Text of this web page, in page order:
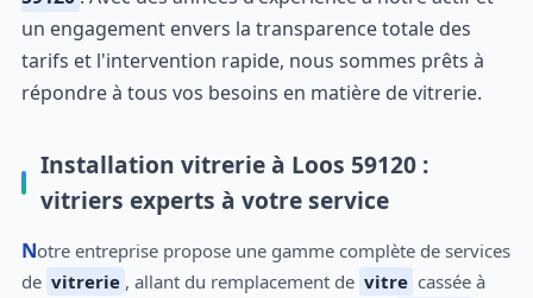
un engagement envers la transparence totale des
tarifs et l'intervention rapide, nous sommes prêts à
répondre à tous vos besoins en matière de vitrerie.
Installation vitrerie à Loos 59120 :
vitriers experts à votre service
Notre entreprise propose une gamme complète de services
de vitrerie , allant du remplacement de vitre cassée à